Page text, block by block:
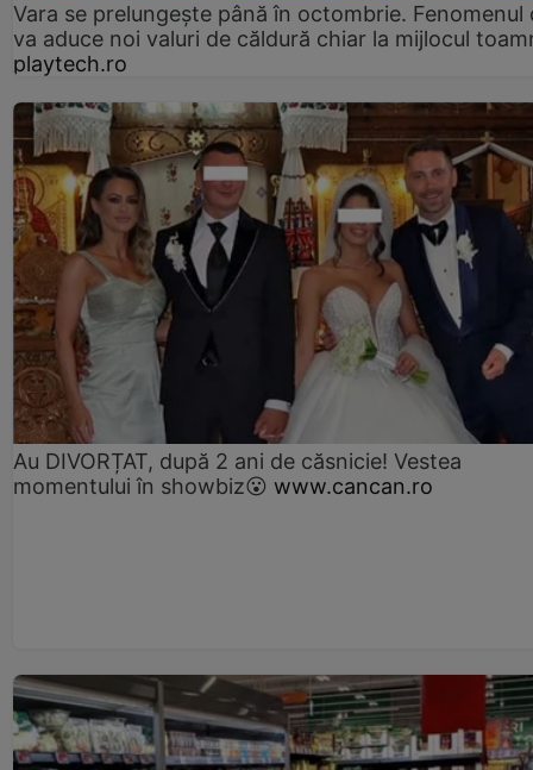
Vara se prelungeşte până în octombrie. Fenomenul
va aduce noi valuri de căldură chiar la mijlocul
playtech.ro
Au DIVORȚAT, după 2 ani de căsnicie! Vestea
momentului în showbiz😮 www.cancan.ro